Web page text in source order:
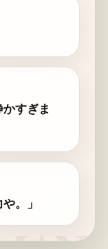
すぎま
。」